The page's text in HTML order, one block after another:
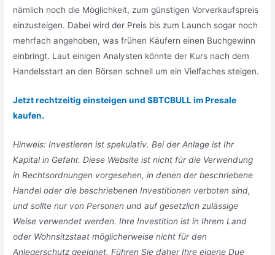
nämlich noch die Möglichkeit, zum günstigen Vorverkaufspreis
einzusteigen. Dabei wird der Preis bis zum Launch sogar noch
mehrfach angehoben, was frühen Käufern einen Buchgewinn
einbringt. Laut einigen Analysten könnte der Kurs nach dem
Handelsstart an den Börsen schnell um ein Vielfaches steigen.
Jetzt rechtzeitig einsteigen und $BTCBULL im Presale
kaufen.
Hinweis: Investieren ist spekulativ. Bei der Anlage ist Ihr
Kapital in Gefahr. Diese Website ist nicht für die Verwendung
in Rechtsordnungen vorgesehen, in denen der beschriebene
Handel oder die beschriebenen Investitionen verboten sind,
und sollte nur von Personen und auf gesetzlich zulässige
Weise verwendet werden. Ihre Investition ist in Ihrem Land
oder Wohnsitzstaat möglicherweise nicht für den
Anlegerschutz geeignet. Führen Sie daher Ihre eigene Due